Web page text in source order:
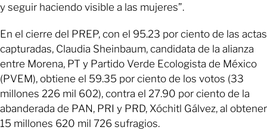
y seguir haciendo visible a las mujeres”.
En el cierre del PREP, con el 95.23 por ciento de las actas
capturadas, Claudia Sheinbaum, candidata de la alianza
entre Morena, PT y Partido Verde Ecologista de México
(PVEM), obtiene el 59.35 por ciento de los votos (33
millones 226 mil 602), contra el 27.90 por ciento de la
abanderada de PAN, PRI y PRD, Xóchitl Gálvez, al obtener
15 millones 620 mil 726 sufragios.